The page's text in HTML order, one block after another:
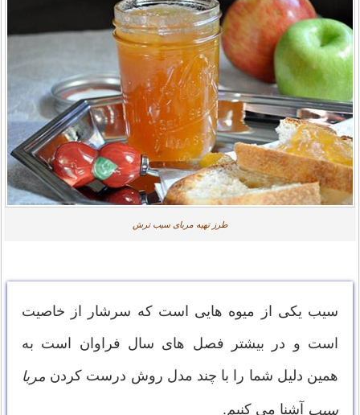
طرز تهیه مربای سیب ترش
سیب یکی از میوه هایی است که سرشار از خاصیت
است و در بیشتر فصل های سال فراوان است به
همین دلیل شما را با چند مدل روش درست کردن مربا
سیب آشنا می کنیم.